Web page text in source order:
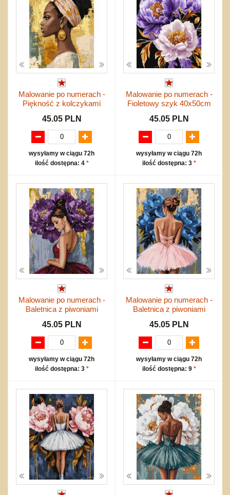
Malowanie po numerach -
Piękność z kolczykami
45.05 PLN
wysyłamy w ciągu 72h
ilość dostępna: 4 *
Malowanie po numerach -
Fioletowy szyk 40x50cm
45.05 PLN
wysyłamy w ciągu 72h
ilość dostępna: 3 *
Malowanie po numerach -
Baletnica z piwoniami
45.05 PLN
wysyłamy w ciągu 72h
ilość dostępna: 3 *
Malowanie po numerach -
Baletnica z piwoniami
45.05 PLN
wysyłamy w ciągu 72h
ilość dostępna: 9 *